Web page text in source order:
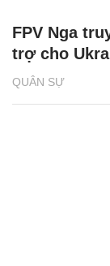
QUÂN SỰ
FPV Nga
trợ cho